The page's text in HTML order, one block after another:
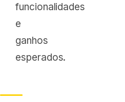
funcionalidades
e
ganhos
esperados.